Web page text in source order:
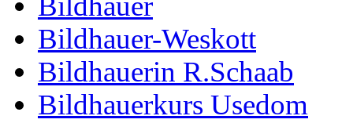
Bildhauer-Weskott
Bildhauerin R.Schaab
Bildhauerkurs Usedom